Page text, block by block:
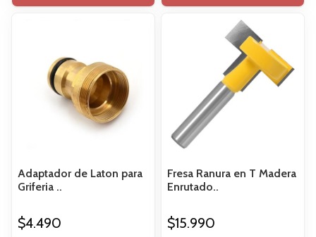
Adaptador de Laton para
Griferia ..
$4.490
Fresa Ranura en T Madera
Enrutado..
$15.990